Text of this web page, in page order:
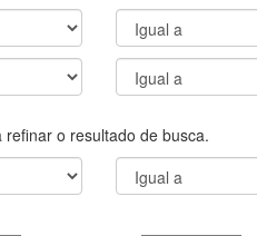
refinar o resultado de busca.